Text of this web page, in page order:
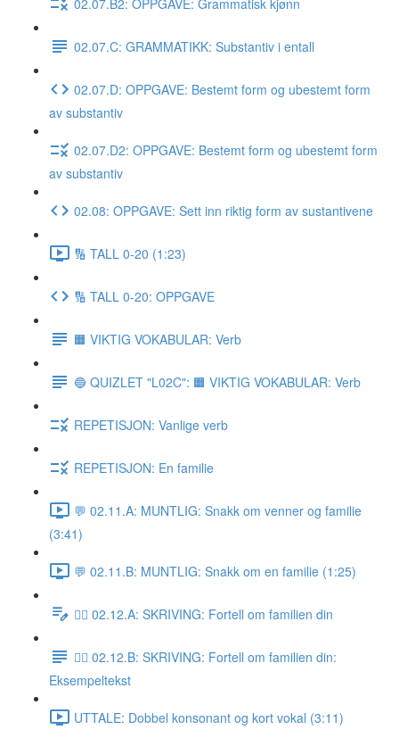
02.07.C: GRAMMATIKK: Substantiv i entall
02.07.D: OPPGAVE: Bestemt form og ubestemt form
av substantiv
02.07.D2: OPPGAVE: Bestemt form og ubestemt form
av substantiv
02.08: OPPGAVE: Sett inn riktig form av sustantivene
🔢 TALL 0-20 (1:23)
🔢 TALL 0-20: OPPGAVE
🟧 VIKTIG VOKABULAR: Verb
🔵 QUIZLET "L02C": 🟧 VIKTIG VOKABULAR: Verb
REPETISJON: Vanlige verb
REPETISJON: En familie
💬 02.11.A: MUNTLIG: Snakk om venner og familie
(3:41)
💬 02.11.B: MUNTLIG: Snakk om en familie (1:25)
✍🏼 02.12.A: SKRIVING: Fortell om familien din
✍🏼 02.12.B: SKRIVING: Fortell om familien din:
Eksempeltekst
UTTALE: Dobbel konsonant og kort vokal (3:11)